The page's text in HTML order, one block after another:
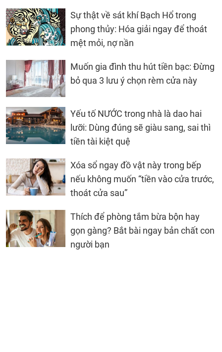
Sự thật về sát khí Bạch Hổ trong
phong thủy: Hóa giải ngay để thoát
mệt mỏi, nợ nần
Muốn gia đình thu hút tiền bạc: Đừng
bỏ qua 3 lưu ý chọn rèm cửa này
Yếu tố NƯỚC trong nhà là dao hai
lưỡi: Dùng đúng sẽ giàu sang, sai thì
tiền tài kiệt quệ
Xóa sổ ngay đồ vật này trong bếp
nếu không muốn “tiền vào cửa trước,
thoát cửa sau”
Thích để phòng tắm bừa bộn hay
gọn gàng? Bắt bài ngay bản chất con
người bạn